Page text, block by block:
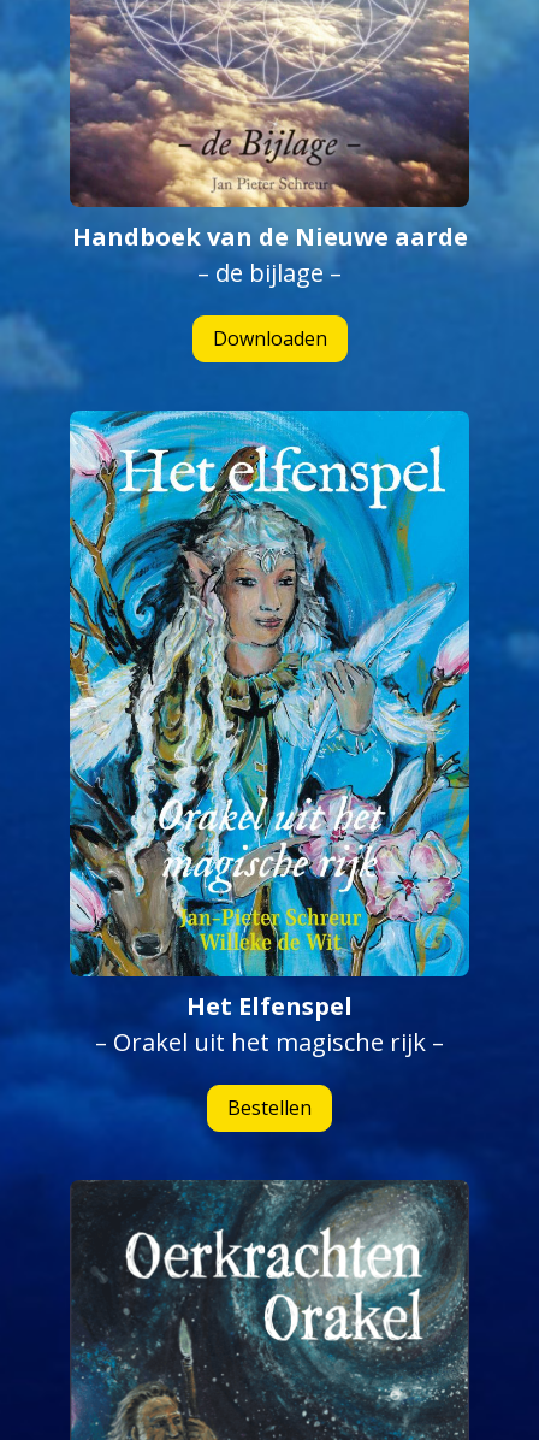
Handboek van de Nieuwe aarde
– de bijlage –
Downloaden
Het Elfenspel
– Orakel uit het magische rijk –
Bestellen